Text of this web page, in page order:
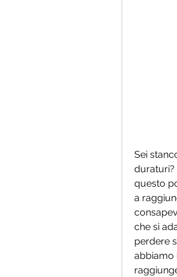
Sei
duraturi?
questo
a
che si
perdere
abbiamo